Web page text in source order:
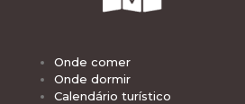
Onde comer
Onde dormir
Calendário turístico